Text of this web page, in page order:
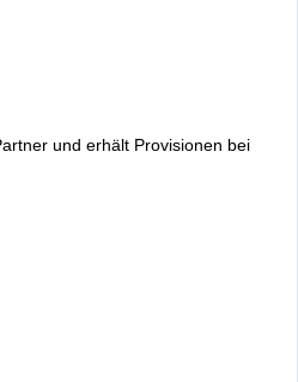
und erhält Provisionen bei